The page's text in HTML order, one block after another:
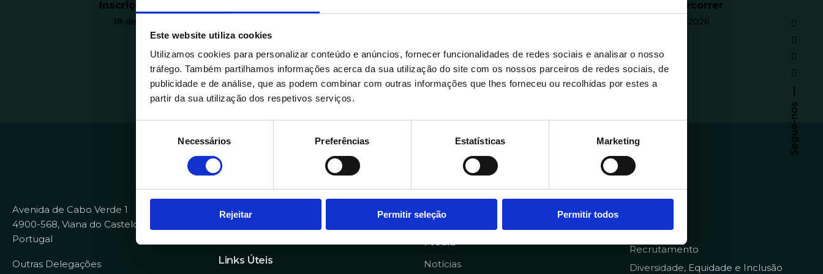
Este website utiliza cookies
Utilizamos cookies para personalizar conteúdo e anúncios, fornecer funcionalidades de redes sociais e analisar o nosso
tráfego. Também partilhamos informações acerca da sua utilização do site com os nossos parceiros de redes sociais, de
publicidade e de análise, que as podem combinar com outras informações que lhes forneceu ou recolhidas por estes a
partir da sua utilização dos respetivos serviços.
d
e
Necessários Preferências Estatísticas Marketing
Rejeitar Permitir seleção Permitir todos
Segue-nos
Inscrições a decorrer
18 de maio de 2026
Inscrições a decorrer
18 de maio de 2026
Ver cursos
Avenida de Cabo Verde 1
4900-568, Viana do Castelo
Portugal
Outras Delegações
Contactos
info@datacolab.pt
recrutamento@datacolab.pt
Links Úteis
Portuguese Data Academy
data.academy@datacolab.pt
Media
Notícias
Sobre
Qualidade
Recrutamento
Diversidade, Equidade e Inclusão